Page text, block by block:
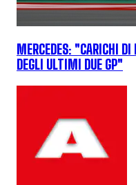
MERCEDES: "CARICHI
DEGLI ULTIMI DUE GP"